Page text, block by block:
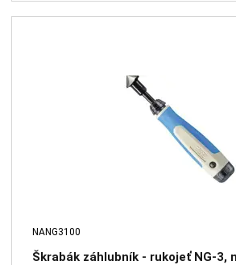
NANG3100
Škrabák záhlubník - rukojeť NG-3,